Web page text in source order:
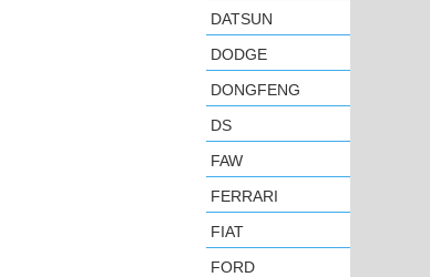
DATSUN
DODGE
DONGFENG
DS
FAW
FERRARI
FIAT
FORD